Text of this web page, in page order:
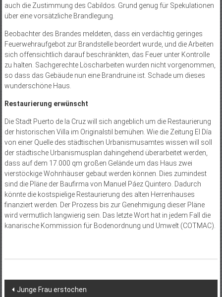
auch die Zustimmung des Cabildos. Grund genug für Spekulationen
über eine vorsätzliche Brandlegung.
Beobachter des Brandes meldeten, dass ein verdächtig geringes
Feuerwehraufgebot zur Brandstelle beordert wurde, und die Arbeiten
sich offensichtlich darauf beschränkten, das Feuer unter Kontrolle
zu halten. Sachgerechte Löscharbeiten wurden nicht vorgenommen,
so dass das Gebäude nun eine Brandruine ist. Schade um dieses
wunderschöne Haus.
Restaurierung erwünscht
Die Stadt Puerto de la Cruz will sich angeblich um die Restaurierung
der historischen Villa im Originalstil bemühen. Wie die Zeitung El Día
von einer Quelle des städtischen Urbanismusamtes wissen will soll
der städtische Urbanismusplan dahingehend überarbeitet werden,
dass auf dem 17.000 qm großen Gelände um das Haus zwei
vierstöckige Wohnhäuser gebaut werden können. Dies zumindest
sind die Pläne der Baufirma von Manuel Páez Quintero. Dadurch
könnte die kostspielige Restaurierung des alten Herrenhauses
finanziert werden. Der Prozess bis zur Genehmigung dieser Pläne
wird vermutlich langwierig sein. Das letzte Wort hat in jedem Fall die
kanarische Kommission für Bodenordnung und Umwelt (COTMAC).
Beitragsnavigation
Junge Frau erstochen